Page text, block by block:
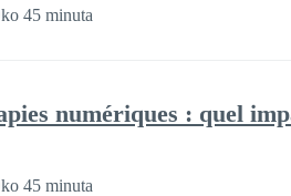
45 minuta
numériques : quel
45 minuta